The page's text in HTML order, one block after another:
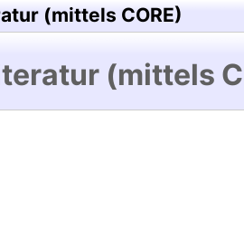
(mittels CORE)
(mittels